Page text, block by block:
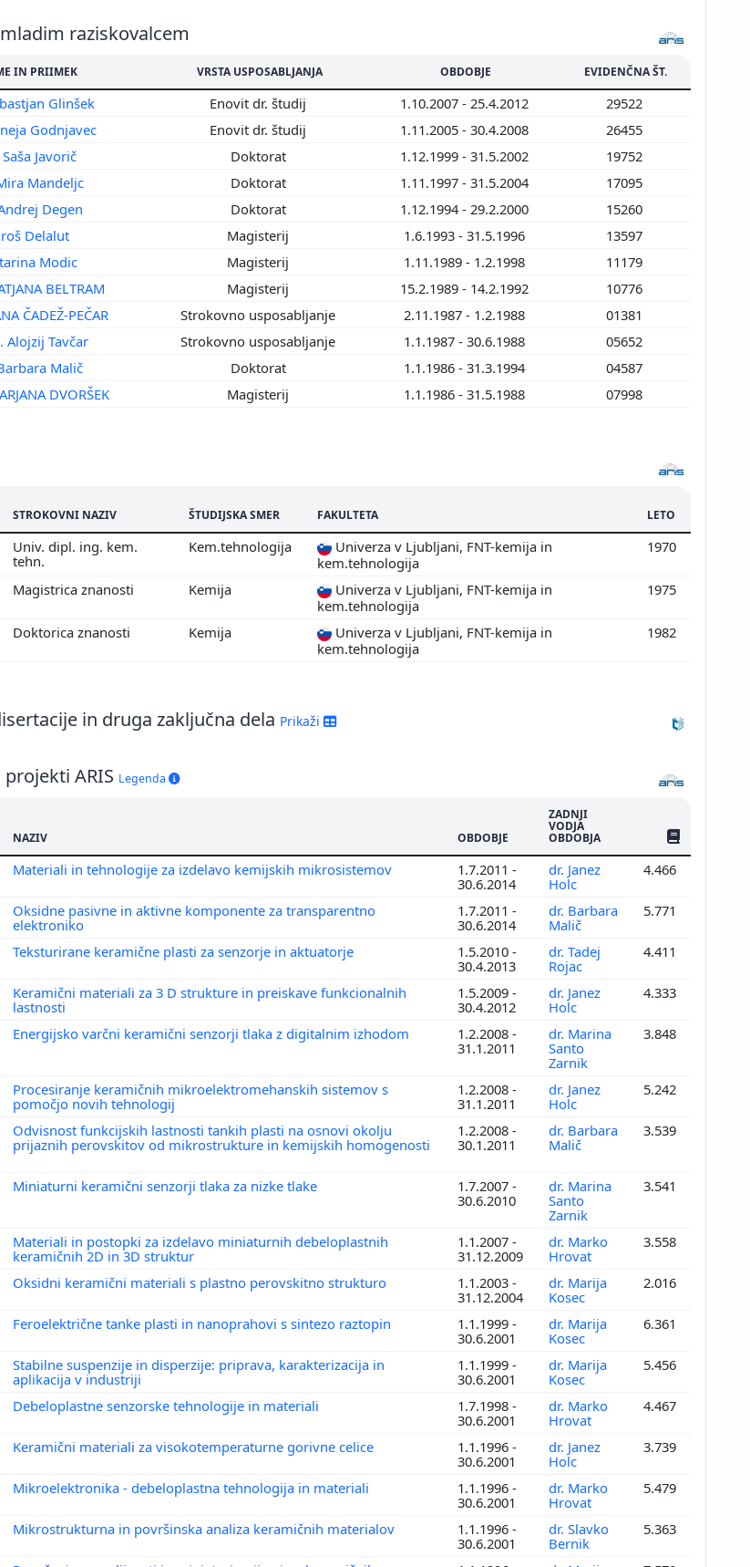
raziskovalcem
IN PRIIMEK VRSTA USPOSABLJANJA OBDOBJE EVIDENČNA ŠT.
Glinšek Enovit dr. študij 1.10.2007 - 25.4.2012
29522
Godnjavec Enovit dr. študij 1.11.2005 - 30.4.2008
26455
Javorič Doktorat 1.12.1999 - 31.5.2002
19752
Mandeljc Doktorat 1.11.1997 - 31.5.2004
17095
Degen Doktorat 1.12.1994 - 29.2.2000
15260
Delalut Magisterij 1.6.1993 - 31.5.1996
13597
Modic Magisterij 1.11.1989 - 1.2.1998
11179
BELTRAM Magisterij 15.2.1989 - 14.2.1992
10776
ČADEŽ-PEČAR Strokovno usposabljanje 2.11.1987 - 1.2.1988
01381
Alojzij Tavčar Strokovno usposabljanje 1.1.1987 - 30.6.1988
05652
Malič Doktorat 1.1.1986 - 31.3.1994
04587
DVORŠEK Magisterij 1.1.1986 - 31.5.1988 07998
STROKOVNI NAZIV ŠTUDIJSKA SMER FAKULTETA LETO
Univ. dipl. ing. kem.
tehn.
Kem.tehnologija
Univerza v Ljubljani, FNT-kemija in
kem.tehnologija
1970
Magistrica znanosti Kemija
Univerza v Ljubljani, FNT-kemija in
kem.tehnologija
1975
Doktorica znanosti Kemija
Univerza v Ljubljani, FNT-kemija in
kem.tehnologija
1982
in druga zaključna dela Prikaži
projekti ARIS Legenda
NAZIV OBDOBJE
ZADNJI
VODJA
OBDOBJA ŠTEV.
Materiali in tehnologije za izdelavo kemijskih mikrosistemov
1.7.2011 -
30.6.2014
dr. Janez
Holc
4.466
Oksidne pasivne in aktivne komponente za transparentno
elektroniko
1.7.2011 -
30.6.2014
dr. Barbara
Malič
5.771
Teksturirane keramične plasti za senzorje in aktuatorje
1.5.2010 -
30.4.2013
dr. Tadej
Rojac
4.411
Keramični materiali za 3 D strukture in preiskave funkcionalnih
lastnosti
1.5.2009 -
30.4.2012
dr. Janez
Holc
4.333
Energijsko varčni keramični senzorji tlaka z digitalnim izhodom
1.2.2008 -
31.1.2011
dr. Marina
Santo
Zarnik
3.848
Procesiranje keramičnih mikroelektromehanskih sistemov s
pomočjo novih tehnologij
1.2.2008 -
31.1.2011
dr. Janez
Holc
5.242
Odvisnost funkcijskih lastnosti tankih plasti na osnovi okolju
prijaznih perovskitov od mikrostrukture in kemijskih homogenosti
1.2.2008 -
30.1.2011
dr. Barbara
Malič
3.539
Miniaturni keramični senzorji tlaka za nizke tlake
1.7.2007 -
30.6.2010
dr. Marina
Santo
Zarnik
3.541
Materiali in postopki za izdelavo miniaturnih debeloplastnih
keramičnih 2D in 3D struktur
1.1.2007 -
31.12.2009
dr. Marko
Hrovat
3.558
Oksidni keramični materiali s plastno perovskitno strukturo
1.1.2003 -
31.12.2004
dr. Marija
Kosec
2.016
Feroelektrične tanke plasti in nanoprahovi s sintezo raztopin
1.1.1999 -
30.6.2001
dr. Marija
Kosec
6.361
Stabilne suspenzije in disperzije: priprava, karakterizacija in
aplikacija v industriji
1.1.1999 -
30.6.2001
dr. Marija
Kosec
5.456
Debeloplastne senzorske tehnologije in materiali
1.7.1998 -
30.6.2001
dr. Marko
Hrovat
4.467
Keramični materiali za visokotemperaturne gorivne celice
1.1.1996 -
30.6.2001
dr. Janez
Holc
3.739
Mikroelektronika - debeloplastna tehnologija in materiali
1.1.1996 -
30.6.2001
dr. Marko
Hrovat
5.479
Mikrostrukturna in površinska analiza keramičnih materialov
1.1.1996 -
30.6.2001
dr. Slavko
Bernik
5.363